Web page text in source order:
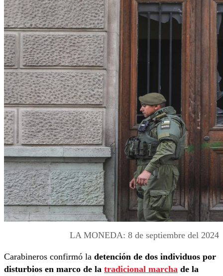
LA MONEDA: 8 de septiembre del 2024
Carabineros confirmó la detención de dos individuos por
disturbios en marco de la tradicional marcha de la